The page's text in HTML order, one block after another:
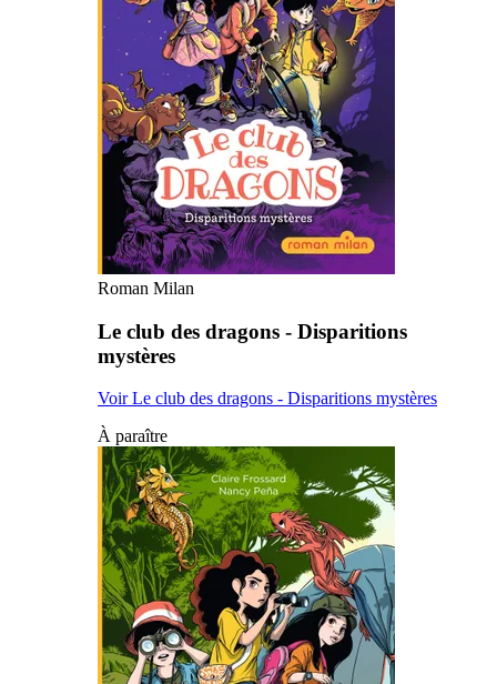
Roman Milan
Le club des dragons - Disparitions
mystères
Voir Le club des dragons - Disparitions mystères
À paraître